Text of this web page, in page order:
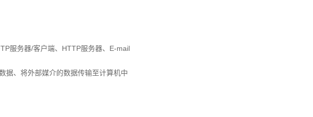
服务器/客户端、HTTP服务器、E-mail
据、将外部媒介的数据传输至计算机中